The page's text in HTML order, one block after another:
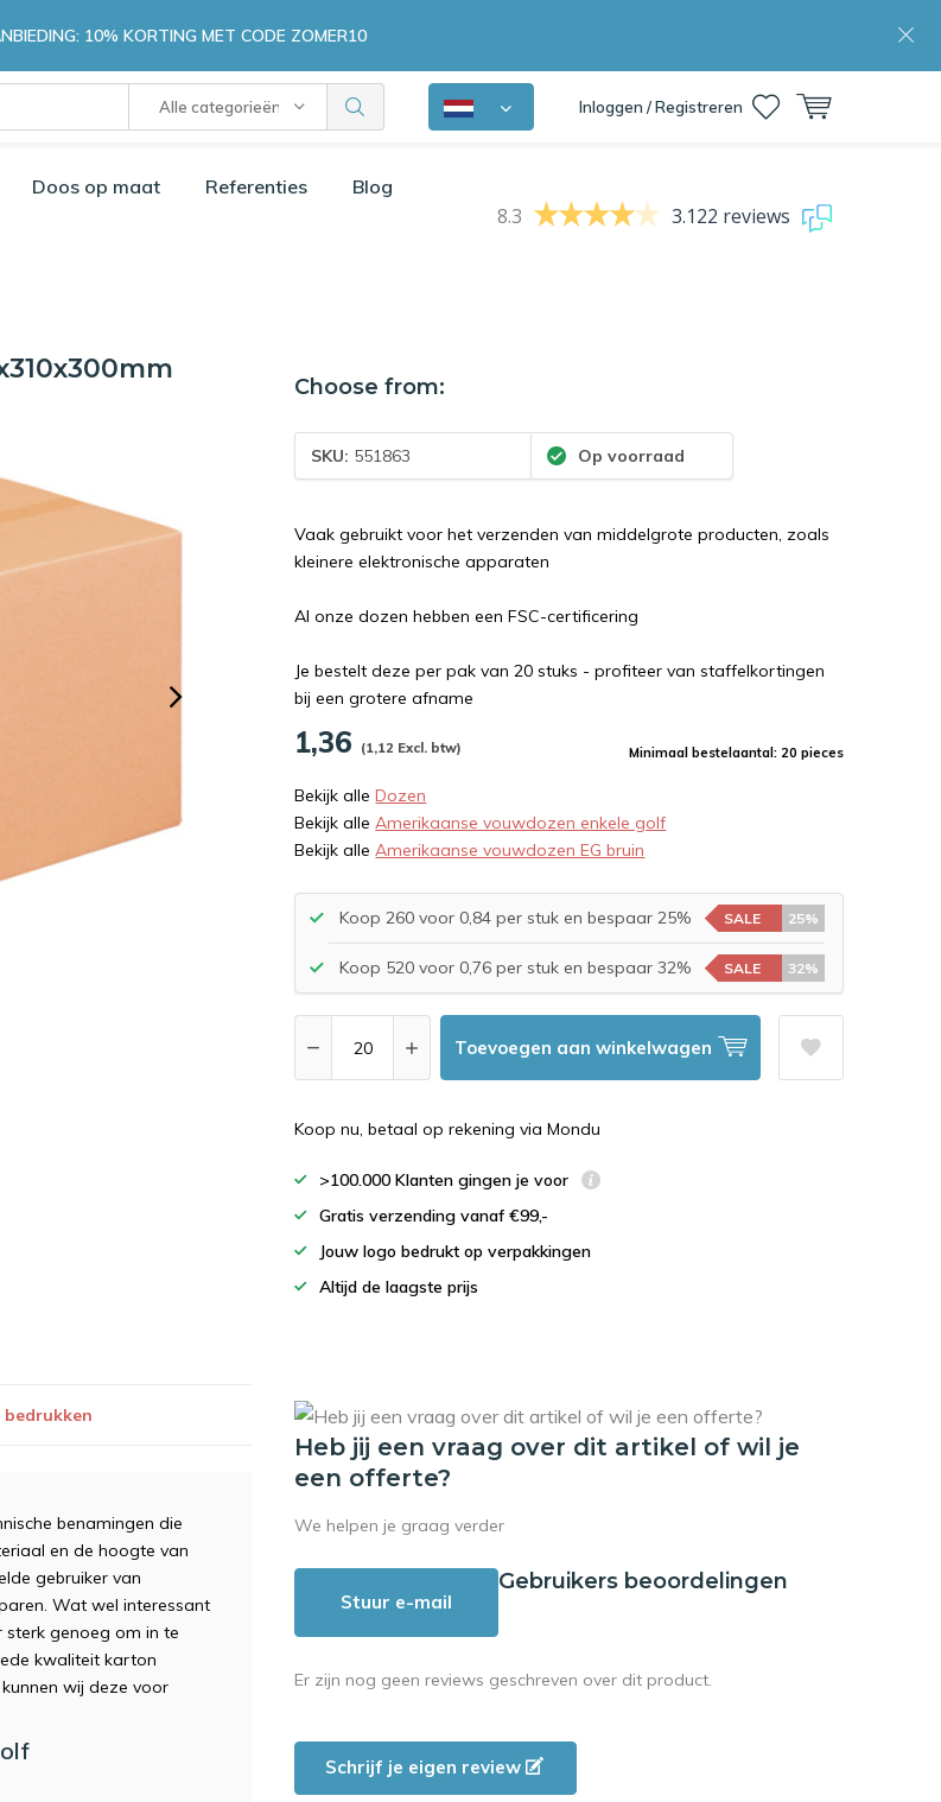
Alle categorieën Inloggen / Registreren
10% KORTING MET CODE ZOMER10
Doos op maat Referenties Blog
8.3 3.122 reviews
Choose from:
SKU: 551863 Op voorraad
Vaak gebruikt voor het verzenden van middelgrote producten, zoals
kleinere elektronische apparaten
Al onze dozen hebben een FSC-certificering
Je bestelt deze per pak van 20 stuks - profiteer van staffelkortingen
bij een grotere afname
1,36 (1,12 Excl. btw) Minimaal bestelaantal: 20 pieces
Bekijk alleDozen
Bekijk alleAmerikaanse vouwdozen enkele golf
Bekijk alleAmerikaanse vouwdozen EG bruin
Koop 260 voor 0,84 per stuk en bespaar 25% SALE 25%
Koop 520 voor 0,76 per stuk en bespaar 32% SALE 32%
Toevoegen aan winkelwagen
Koop nu, betaal op rekening via Mondu
>100.000 Klanten gingen je voor
Gratis verzending vanaf €99,-
Jouw logo bedrukt op verpakkingen
Altijd de laagste prijs
benamingen die
en de hoogte van
gebruiker van
Wat wel interessant
genoeg om in te
kwaliteit karton
wij deze voor
Heb jij een vraag over dit artikel of wil je
een offerte?
We helpen je graag verder
Stuur e-mail
Gebruikers beoordelingen
Er zijn nog geen reviews geschreven over dit product.
Schrijf je eigen review